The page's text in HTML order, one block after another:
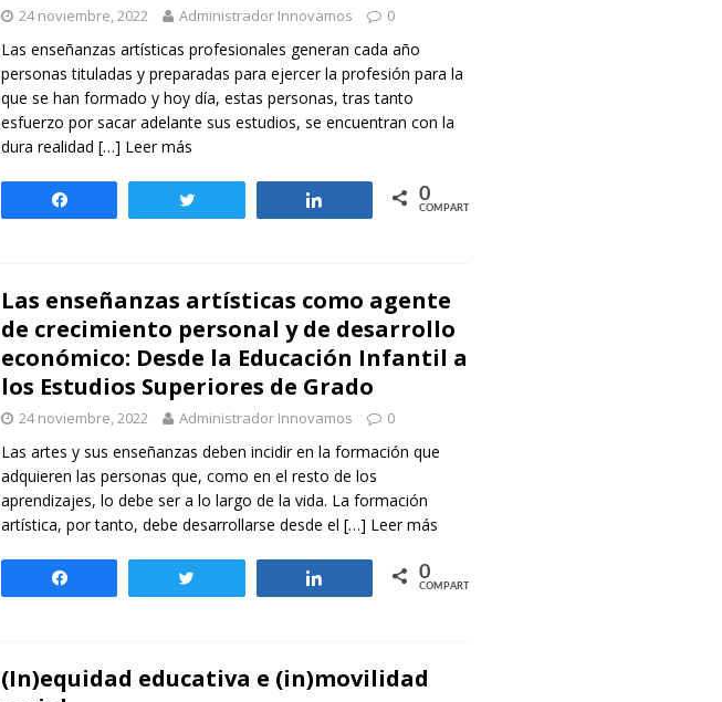
24 noviembre, 2022 Administrador Innovamos 0
Las enseñanzas artísticas profesionales generan cada año
personas tituladas y preparadas para ejercer la profesión para la
que se han formado y hoy día, estas personas, tras tanto
esfuerzo por sacar adelante sus estudios, se encuentran con la
dura rea­lidad […] Leer más
Compartir 0
COMPARTIR
Las enseñanzas artísticas como agente
de crecimiento personal y de desarrollo
económico: Desde la Educación Infantil a
los Estudios Superiores de Grado
24 noviembre, 2022 Administrador Innovamos 0
Las artes y sus enseñanzas deben incidir en la formación que
adquieren las personas que, como en el resto de los
aprendizajes, lo debe ser a lo largo de la vida. La formación
artística, por tanto, debe desarrollarse desde el […] Leer más
Compartir 0
COMPARTIR
(In)equidad educativa e (in)movilidad